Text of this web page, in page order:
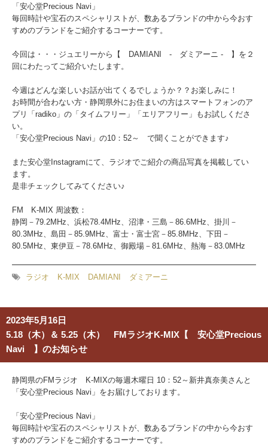
「安心堂Precious Navi」
毎回時計や宝石のスペシャリストが、数あるブランドの中から今おす
すめのブランドをご紹介するコーナーです。
今回は・・・ジュエリーから【 DAMIANI - ダミアーニ - 】を２
回にわたってご紹介いたします。
今週はどんな楽しいお話が出てくるでしょうか？？お楽しみに！
お時間が合わない方・静岡県外にお住まいの方はスマートフォンのア
プリ「radiko」の「タイムフリー」「エリアフリー」もお試しくださ
い。
「安心堂Precious Navi」の10：52～ で聞くことができます♪
また安心堂Instagramにて、ラジオでご紹介の商品写真を掲載してい
ます。
是非チェックしてみてください♪
FM K-MIX 周波数：
静岡－79.2MHz、浜松78.4MHz、沼津・三島－86.6MHz、掛川－
80.3MHz、島田－85.9MHz、富士・富士宮－85.8MHz、下田－
80.5MHz、東伊豆－78.6MHz、御殿場－81.6MHz、熱海－83.0MHz
ラジオ K-MIX DAMIANI ダミアーニ
2023年5月16日
5.18（木）＆ 5.25（木） FMラジオK-MIX【 安心堂Precious
Navi 】のお知らせ
静岡県のFMラジオ K-MIXの毎週木曜日 10：52～新井真奈美さんと
「安心堂Precious Navi」をお届けしております。
「安心堂Precious Navi」
毎回時計や宝石のスペシャリストが、数あるブランドの中から今おす
すめのブランドをご紹介するコーナーです。